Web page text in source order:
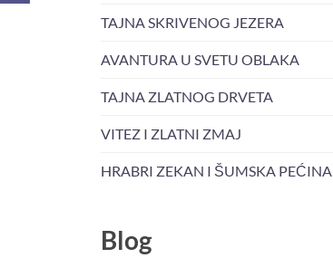
TAJNA SKRIVENOG JEZERA
AVANTURA U SVETU OBLAKA
TAJNA ZLATNOG DRVETA
VITEZ I ZLATNI ZMAJ
HRABRI ZEKAN I ŠUMSKA PEĆINA
Blog